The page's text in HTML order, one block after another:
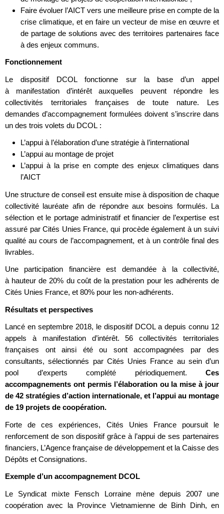
Faire évoluer l’AICT vers une meilleure prise en compte de la
crise climatique, et en faire un vecteur de mise en œuvre et
de partage de solutions avec des territoires partenaires face
à des enjeux communs.
Fonctionnement
Le dispositif DCOL fonctionne sur la base d’un appel
à manifestation d’intérêt auxquelles peuvent répondre les
collectivités territoriales françaises de toute nature. Les
demandes d’accompagnement formulées doivent s’inscrire dans
un des trois volets du DCOL :
L’appui à l’élaboration d’une stratégie à l’international
L’appui au montage de projet
L’appui à la prise en compte des enjeux climatiques dans
l’AICT
Une structure de conseil est ensuite mise à disposition de chaque
collectivité lauréate afin de répondre aux besoins formulés. La
sélection et le portage administratif et financier de l’expertise est
assuré par Cités Unies France, qui procède également à un suivi
qualité au cours de l’accompagnement, et à un contrôle final des
livrables.
Une participation financière est demandée à la collectivité,
à hauteur de 20% du coût de la prestation pour les adhérents de
Cités Unies France, et 80% pour les non-adhérents.
Résultats et perspectives
Lancé en septembre 2018, le dispositif DCOL a depuis connu 12
appels à manifestation d’intérêt. 56 collectivités territoriales
françaises ont ainsi été ou sont accompagnées par des
consultants, sélectionnés par Cités Unies France au sein d’un
pool d’experts complété périodiquement. Ces
accompagnements ont permis l’élaboration ou la mise à jour
de 42 stratégies d’action internationale, et l’appui au montage
de 19 projets de coopération.
Forte de ces expériences, Cités Unies France poursuit le
renforcement de son dispositif grâce à l’appui de ses partenaires
financiers, L’Agence française de développement et la Caisse des
Dépôts et Consignations.
Exemple d’un accompagnement DCOL
Le Syndicat mixte Fensch Lorraine mène depuis 2007 une
coopération avec la Province Vietnamienne de Binh Dinh, en